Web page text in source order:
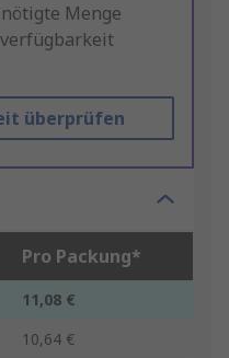
Menge
überprüfen
Pro Packung*
11,08 €
10,64 €